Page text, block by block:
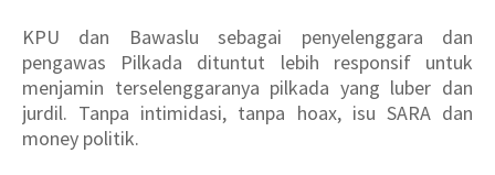
KPU dan Bawaslu sebagai penyelenggara dan
pengawas Pilkada dituntut lebih responsif untuk
menjamin terselenggaranya pilkada yang luber dan
jurdil. Tanpa intimidasi, tanpa hoax, isu SARA dan
money politik.